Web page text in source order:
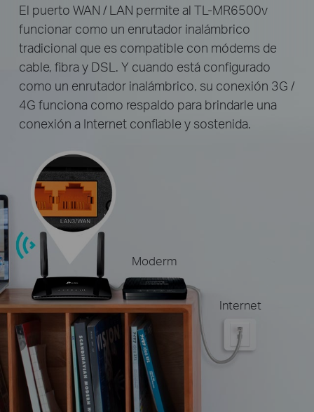
Moderm
Internet
El puerto WAN / LAN permite al TL-MR6500v
funcionar como un enrutador inalámbrico
tradicional que es compatible con módems de
cable, fibra y DSL. Y cuando está configurado
como un enrutador inalámbrico, su conexión 3G /
4G funciona como respaldo para brindarle una
conexión a Internet confiable y sostenida.